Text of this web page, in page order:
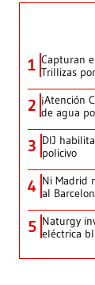
1 Capturan
Trillizas
2 ¡Atención
de agua
3 DIJ
policivo
4 Ni Madrid
al
5 Naturgy
eléctrica